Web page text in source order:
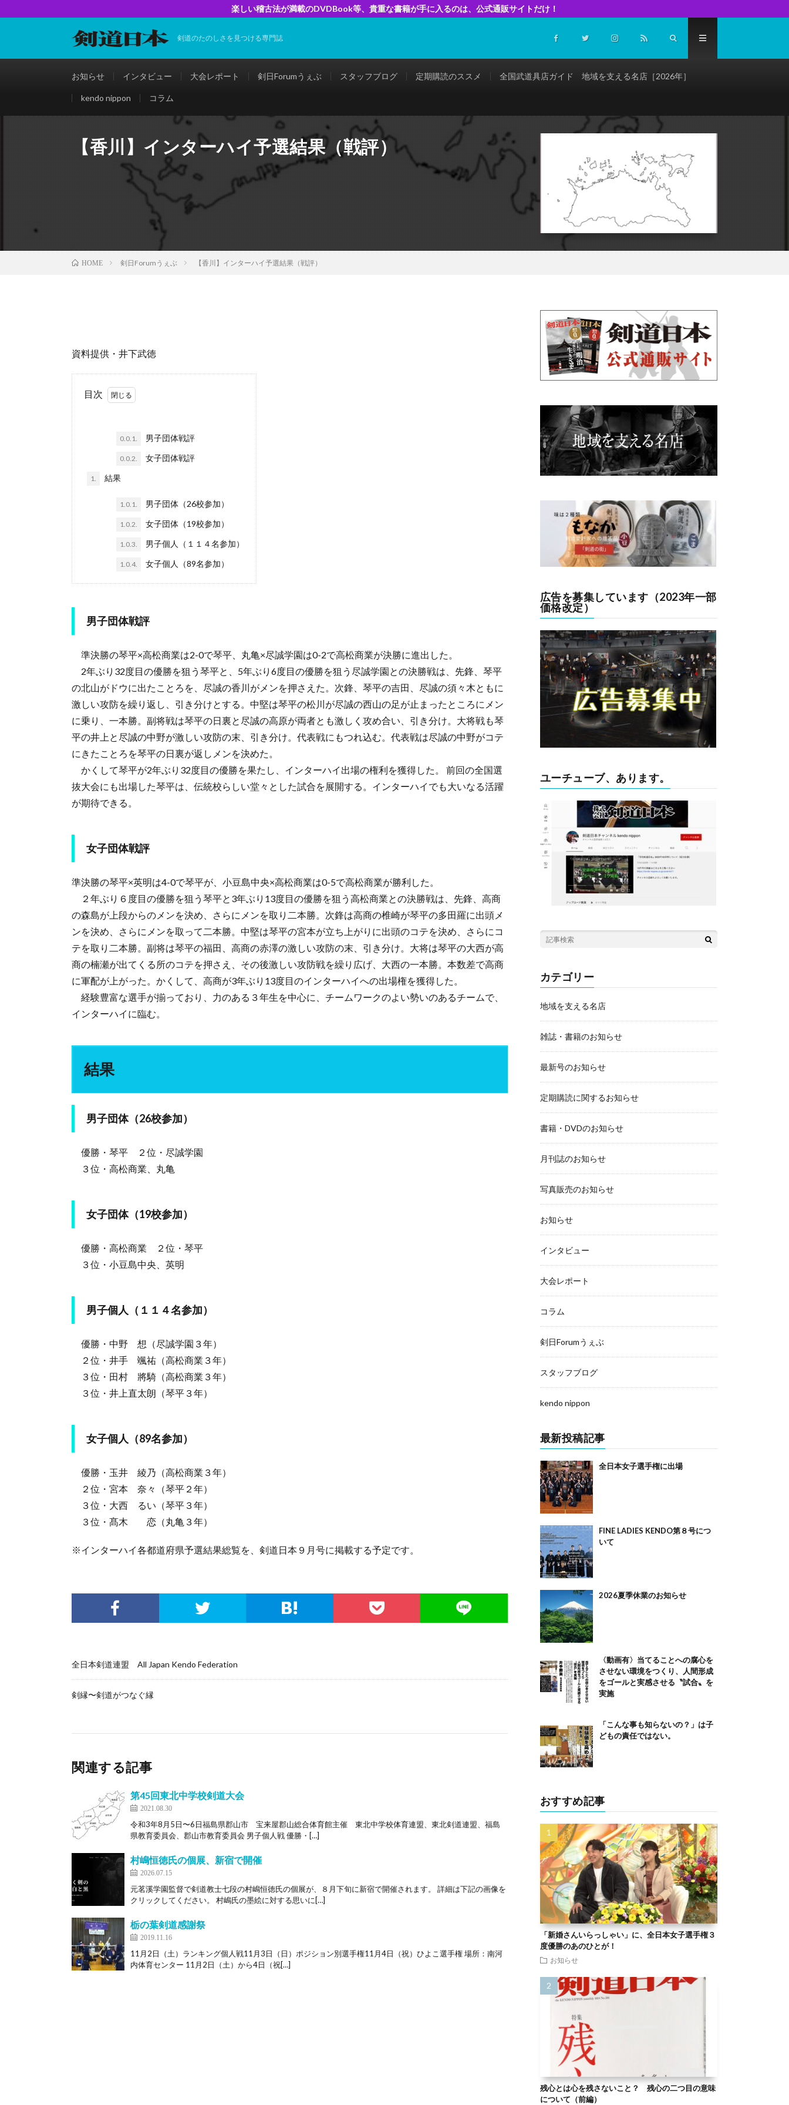
楽しい稽古法が満載のDVDBook等、貴重な書籍が手に入るのは、公式通販サイトだけ！
剣道のたのしさを見つける専門誌
お知らせ インタビュー 大会レポート 剣日Forumうぇぶ スタッフブログ 定期購読のススメ 全国武道具店ガイド 地域を支える名店［2026年］
kendo nippon コラム
【香川】インターハイ予選結果（戦評）
HOME 剣日Forumうぇぶ 【香川】インターハイ予選結果（戦評）
資料提供・井下武徳
目次
0.0.1. 男子団体戦評
0.0.2. 女子団体戦評
1. 結果
1.0.1. 男子団体（26校参加）
1.0.2. 女子団体（19校参加）
1.0.3. 男子個人（１１４名参加）
1.0.4. 女子個人（89名参加）
男子団体戦評
準決勝の琴平×高松商業は2-0で琴平、丸亀×尽誠学園は0-2で高松商業が決勝に進出した。
2年ぶり32度目の優勝を狙う琴平と、5年ぶり6度目の優勝を狙う尽誠学園との決勝戦は、先鋒、琴平
の北山がドウに出たことろを、尽誠の香川がメンを押さえた。次鋒、琴平の吉田、尽誠の須々木ともに
激しい攻防を繰り返し、引き分けとする。中堅は琴平の松川が尽誠の西山の足が止まったところにメン
に乗り、一本勝。副将戦は琴平の日裏と尽誠の高原が両者とも激しく攻め合い、引き分け。大将戦も琴
平の井上と尽誠の中野が激しい攻防の末、引き分け。代表戦にもつれ込む。代表戦は尽誠の中野がコテ
にきたことろを琴平の日裏が返しメンを決めた。
かくして琴平が2年ぶり32度目の優勝を果たし、インターハイ出場の権利を獲得した。 前回の全国選
抜大会にも出場した琴平は、伝統校らしい堂々とした試合を展開する。インターハイでも大いなる活躍
が期待できる。
女子団体戦評
準決勝の琴平×英明は4-0で琴平が、小豆島中央×高松商業は0-5で高松商業が勝利した。
２年ぶり６度目の優勝を狙う琴平と3年ぶり13度目の優勝を狙う高松商業との決勝戦は、先鋒、高商
の森島が上段からのメンを決め、さらにメンを取り二本勝。次鋒は高商の椎崎が琴平の多田羅に出頭メ
ンを決め、さらにメンを取って二本勝。中堅は琴平の宮本が立ち上がりに出頭のコテを決め、さらにコ
テを取り二本勝。副将は琴平の福田、高商の赤澤の激しい攻防の末、引き分け。大将は琴平の大西が高
商の楠瀬が出てくる所のコテを押さえ、その後激しい攻防戦を繰り広げ、大西の一本勝。本数差で高商
に軍配が上がった。かくして、高商が3年ぶり13度目のインターハイへの出場権を獲得した。
経験豊富な選手が揃っており、力のある３年生を中心に、チームワークのよい勢いのあるチームで、
インターハイに臨む。
結果
男子団体（26校参加）
優勝・琴平 ２位・尽誠学園
３位・高松商業、丸亀
女子団体（19校参加）
優勝・高松商業 ２位・琴平
３位・小豆島中央、英明
男子個人（１１４名参加）
優勝・中野 想（尽誠学園３年）
２位・井手 颯祐（高松商業３年）
３位・田村 將騎（高松商業３年）
３位・井上直太朗（琴平３年）
女子個人（89名参加）
優勝・玉井 綾乃（高松商業３年）
２位・宮本 奈々（琴平２年）
３位・大西 るい（琴平３年）
３位・髙木 恋（丸亀３年）
※インターハイ各都道府県予選結果総覧を、剣道日本９月号に掲載する予定です。
全日本剣道連盟 All Japan Kendo Federation
剣縁〜剣道がつなぐ縁
関連する記事
第45回東北中学校剣道大会
2021.08.30
令和3年8月5日〜6日福島県郡山市 宝来屋郡山総合体育館主催 東北中学校体育連盟、東北剣道連盟、福島
県教育委員会、郡山市教育委員会 男子個人戦 優勝・[…]
村嶋恒徳氏の個展、新宿で開催
2026.07.15
元茗溪学園監督で剣道教士七段の村嶋恒徳氏の個展が、８月下旬に新宿で開催されます。 詳細は下記の画像を
クリックしてください。 村嶋氏の墨絵に対する思いに[…]
栃の葉剣道感謝祭
2019.11.16
11月2日（土）ランキング個人戦11月3日（日）ポジション別選手権11月4日（祝）ひよこ選手権 場所：南河
内体育センター 11月2日（土）から4日（祝[…]
広告を募集しています（2023年一部
価格改定）
ユーチューブ、あります。
カテゴリー
地域を支える名店
雑誌・書籍のお知らせ
最新号のお知らせ
定期購読に関するお知らせ
書籍・DVDのお知らせ
月刊誌のお知らせ
写真販売のお知らせ
お知らせ
インタビュー
大会レポート
コラム
剣日Forumうぇぶ
スタッフブログ
kendo nippon
最新投稿記事
全日本女子選手権に出場
FINE LADIES KENDO第８号につ
いて
2026夏季休業のお知らせ
〈動画有〉当てることへの腐心を
させない環境をつくり、人間形成
をゴールと実感させる〝試合〟を
実施
「こんな事も知らないの？」は子
どもの責任ではない。
おすすめ記事
「新婚さんいらっしゃい」に、全日本女子選手権３
度優勝のあのひとが！
お知らせ
残心とは心を残さないこと？ 残心の二つ目の意味
について（前編）